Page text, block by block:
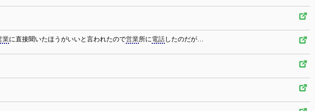
業に直接聞いたほうがいいと言われたので営業所に電話したのだが…